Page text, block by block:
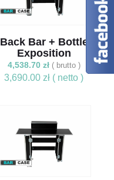
Back Bar + Bottle
Exposition
4,538.70 zł( brutto )
3,690.00 zł